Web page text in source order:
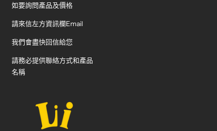
如要詢問產品及價格
請來信左方資訊欄Email
我們會盡快回信給您
請務必提供聯絡方式和產品
名稱